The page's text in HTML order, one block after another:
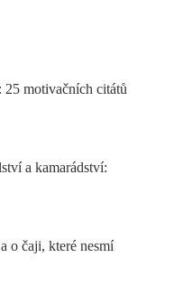
25 motivačních citátů
a kamarádství:
o čaji, které nesmí